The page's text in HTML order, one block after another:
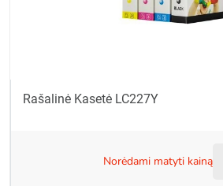
Rašalinė Kasetė LC227Y
norėdami matyti kainą